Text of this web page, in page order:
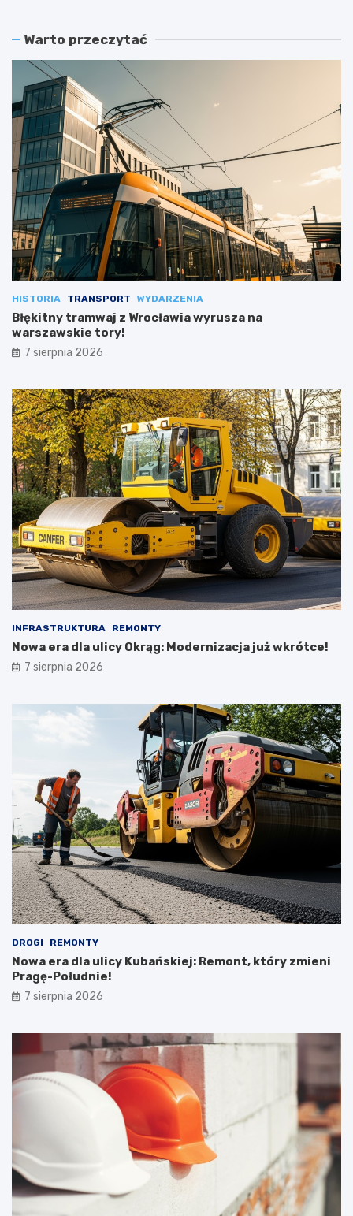
Warto przeczytać
HISTORIA TRANSPORT WYDARZENIA
Błękitny tramwaj z Wrocławia wyrusza na
warszawskie tory!
7 sierpnia 2026
INFRASTRUKTURA REMONTY
Nowa era dla ulicy Okrąg: Modernizacja już wkrótce!
7 sierpnia 2026
DROGI REMONTY
Nowa era dla ulicy Kubańskiej: Remont, który zmieni
Pragę-Południe!
7 sierpnia 2026